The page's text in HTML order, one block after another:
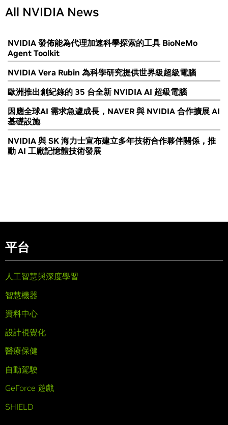
All NVIDIA News
NVIDIA 發佈能為代理加速科學探索的工具 BioNeMo
Agent Toolkit
NVIDIA Vera Rubin 為科學研究提供世界級超級電腦
歐洲推出創紀錄的 35 台全新 NVIDIA AI 超級電腦
因應全球AI 需求急遽成長，NAVER 與 NVIDIA 合作擴展 AI
基礎設施
NVIDIA 與 SK 海力士宣布建立多年技術合作夥伴關係，推
動 AI 工廠記憶體技術發展
平台
人工智慧與深度學習
智慧機器
資料中心
設計視覺化
醫療保健
自動駕駛
GeForce 遊戲
SHIELD